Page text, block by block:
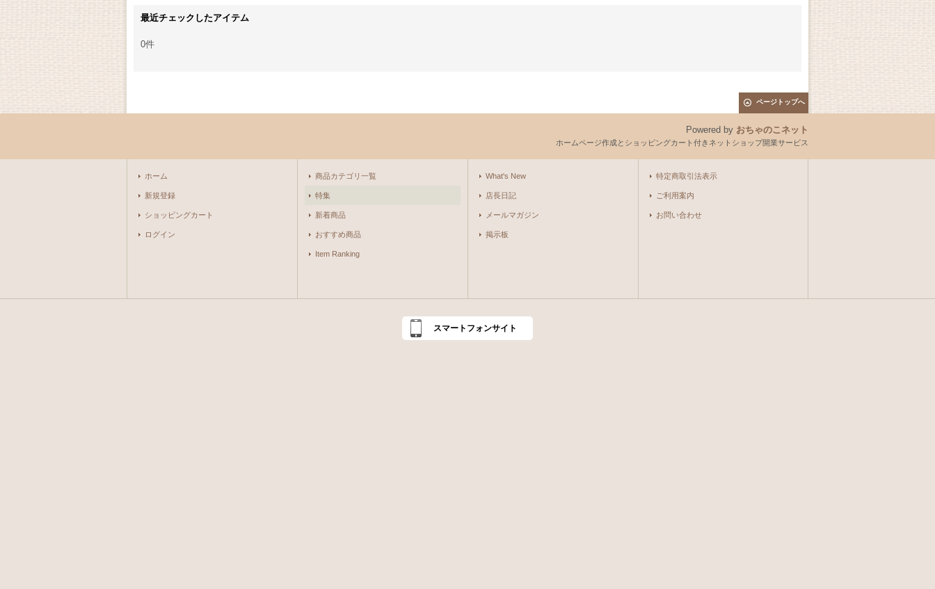
最近チェックしたアイテム
0件
ページトップへ
Powered by おちゃのこネット
ホームページ作成とショッピングカート付きネットショップ開業サービス
ホーム
新規登録
ショッピングカート
ログイン
商品カテゴリ一覧
特集
新着商品
おすすめ商品
Item Ranking
What's New
店長日記
メールマガジン
掲示板
特定商取引法表示
ご利用案内
お問い合わせ
スマートフォンサイト